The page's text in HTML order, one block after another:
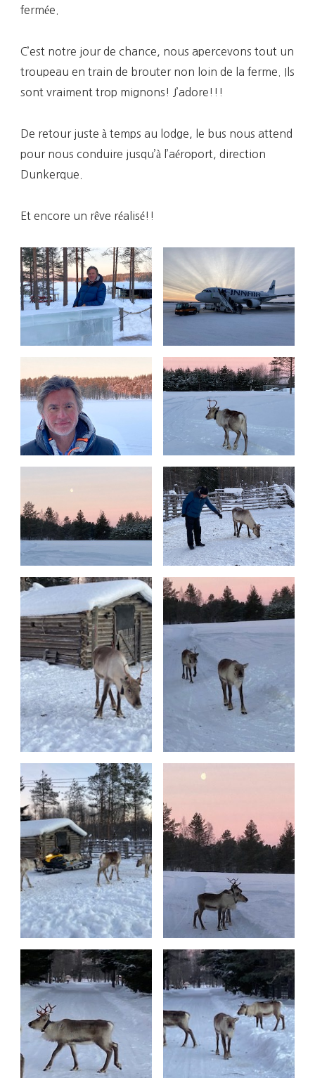
fermée.
C’est notre jour de chance, nous apercevons tout un
troupeau en train de brouter non loin de la ferme. Ils
sont vraiment trop mignons! J’adore!!!
De retour juste à temps au lodge, le bus nous attend
pour nous conduire jusqu’à l’aéroport, direction
Dunkerque.
Et encore un rêve réalisé!!